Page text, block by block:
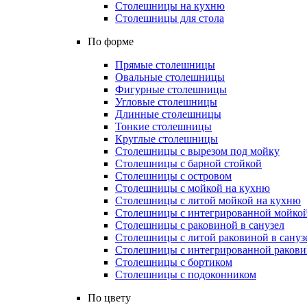
Столешницы на кухню
Столешницы для стола
По форме
Прямые столешницы
Овальные столешницы
Фигурные столешницы
Угловые столешницы
Длинные столешницы
Тонкие столешницы
Круглые столешницы
Столешницы с вырезом под мойку
Столешницы с барной стойкой
Столешницы с островом
Столешницы с мойкой на кухню
Столешницы с литой мойкой на кухню
Столешницы с интегрированной
Столешницы с раковиной в санузел
Столешницы с литой раковиной в
Столешницы с интегрированной
Столешницы с бортиком
Столешницы с подоконником
По цвету